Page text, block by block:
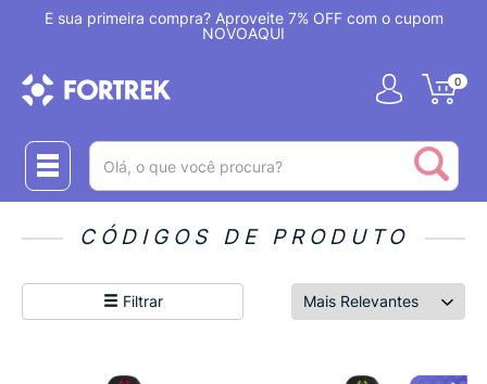
É sua primeira compra? Aproveite 7% OFF com o cupom
NOVOAQUI
0
(pesquisar)
CÓDIGOS DE PRODUTO
Filtrar